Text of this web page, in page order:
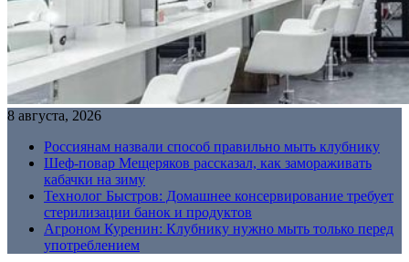
8 августа, 2026
Россиянам назвали способ правильно мыть клубнику
Шеф-повар Мещеряков рассказал, как замораживать
кабачки на зиму
Технолог Быстров: Домашнее консервирование требует
стерилизации банок и продуктов
Агроном Куренин: Клубнику нужно мыть только перед
употреблением